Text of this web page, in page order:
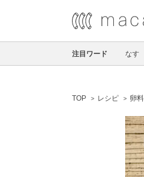
注目ワード なす
TOP レシピ 卵